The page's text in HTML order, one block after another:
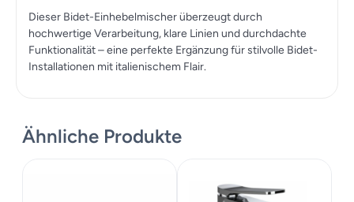
Dieser Bidet-Einhebelmischer überzeugt durch
hochwertige Verarbeitung, klare Linien und durchdachte
Funktionalität – eine perfekte Ergänzung für stilvolle Bidet-
Installationen mit italienischem Flair.
Ähnliche Produkte